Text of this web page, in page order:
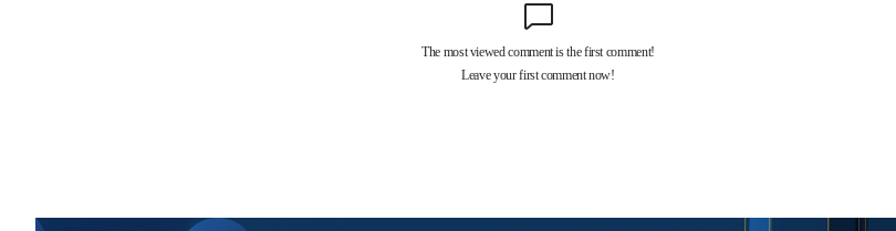
이강인 "아틀레티코 이적 기뻐…등번호 7번 의미보단 팀 위해 뛸
[속보]與 당대표 경선, 제주·인천 권리당원 투표 김민석 승리
19초 전 >강릉에 시간당 81.4㎜ 물폭탄…도로 잠기고 담벼락 붕괴